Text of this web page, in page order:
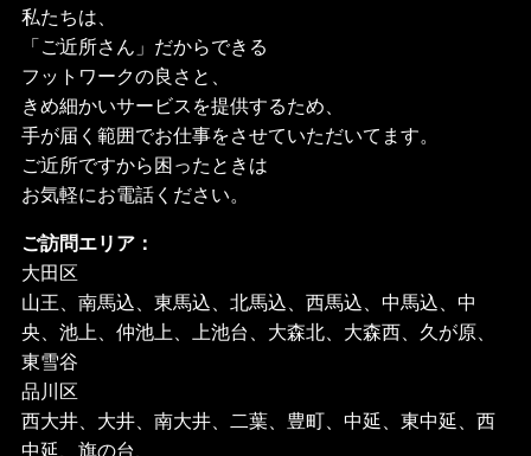
私たちは、
「ご近所さん」だからできる
フットワークの良さと、
きめ細かいサービスを提供するため、
手が届く範囲でお仕事をさせていただいてます。
ご近所ですから困ったときは
お気軽にお電話ください。
ご訪問エリア：
大田区
山王、南馬込、東馬込、北馬込、西馬込、中馬込、中
央、池上、仲池上、上池台、大森北、大森西、久が原、
東雪谷
品川区
西大井、大井、南大井、二葉、豊町、中延、東中延、西
中延、旗の台、